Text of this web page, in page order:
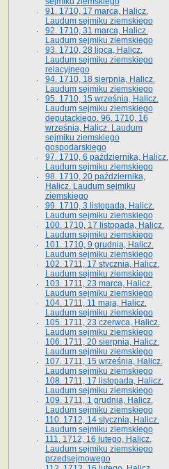
91. 1710, 17 marca, Halicz.
Laudum sejmiku ziemskiego
92. 1710, 31 marca, Halicz.
Laudum sejmiku ziemskiego
93. 1710, 28 lipca, Halicz.
Laudum sejmiku ziemskiego
relacyjnego
94. 1710, 18 sierpnia, Halicz.
Laudum sejmiku ziemskiego
95. 1710, 15 września, Halicz.
Laudum sejmiku ziemskiego
deputackiego. 96. 1710, 16
września, Halicz. Laudum
sejmiku ziemskiego
gospodarskiego
97. 1710, 6 października, Halicz.
Laudum sejmiku ziemskiego
98. 1710, 20 października,
Halicz. Laudum sejmiku
ziemskiego
99. 1710, 3 listopada, Halicz.
Laudum sejmiku ziemskiego
100. 1710, 17 listopada, Halicz.
Laudum sejmiku ziemskiego
101. 1710, 9 grudnia, Halicz.
Laudum sejmiku ziemskiego
102. 1711, 17 stycznia, Halicz.
Laudum sejmiku ziemskiego
103. 1711, 23 marca, Halicz.
Laudum sejmiku ziemskiego
104. 1711, 11 maja, Halicz.
Laudum sejmiku ziemskiego
105. 1711, 23 czerwca, Halicz.
Laudum sejmiku ziemskiego
106. 1711, 20 sierpnia, Halicz.
Laudum sejmiku ziemskiego
107. 1711, 15 września, Halicz.
Laudum sejmiku ziemskiego
108. 1711, 17 listopada, Halicz.
Laudum sejmiku ziemskiego
109. 1711, 1 grudnia, Halicz.
Laudum sejmiku ziemskiego
110. 1712, 14 stycznia, Halicz.
Laudum sejmiku ziemskiego
111. 1712, 16 lutego, Halicz.
Laudum sejmiku ziemskiego
przedsejmowego